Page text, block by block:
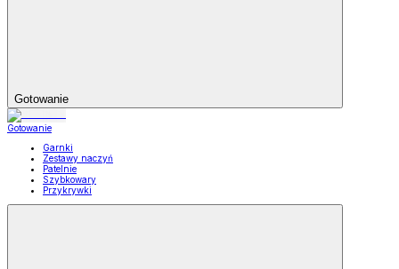
Gotowanie
Gotowanie
Garnki
Zestawy naczyń
Patelnie
Szybkowary
Przykrywki